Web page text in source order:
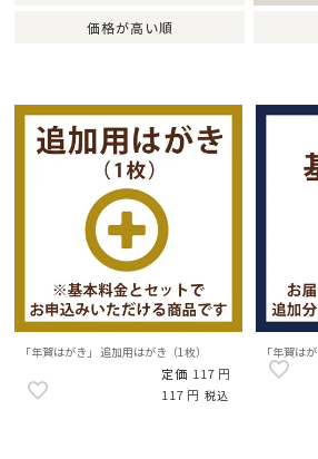
価格が高い順
「年賀はがき」 追加用はがき（1枚）
定価 117
117
税込
「年賀は